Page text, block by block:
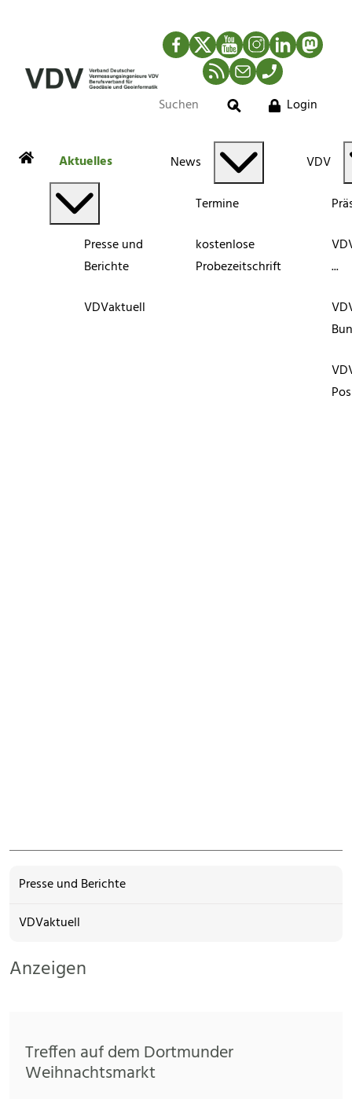
Facebook
TwitterYouTubeInstagram
LinkedIn
RSS-Newsfeed
MailTelefon
Suche
Login
Aktuelles
Presse und
Berichte
VDVaktuell
News
Termine
kostenlose
Probezeitschrift
VDV
...
Presse und Berichte
VDVaktuell
Anzeigen
Treffen auf dem Dortmunder
Weihnachtsmarkt